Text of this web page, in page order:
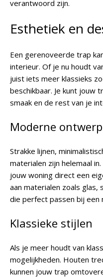
verantwoord zijn.
Esthetiek en
Een gerenoveerde trap
interieur. Of je nu houdt
juist iets meer klassieks
beschikbaar. Je kunt jouw
smaak en de rest van je
Moderne
Strakke lijnen,
materialen zijn helemaal
jouw woning direct een
aan materialen zoals glas,
die perfect passen bij een
Klassieke stijlen
Als je meer houdt van
mogelijkheden. Houten
kunnen jouw trap